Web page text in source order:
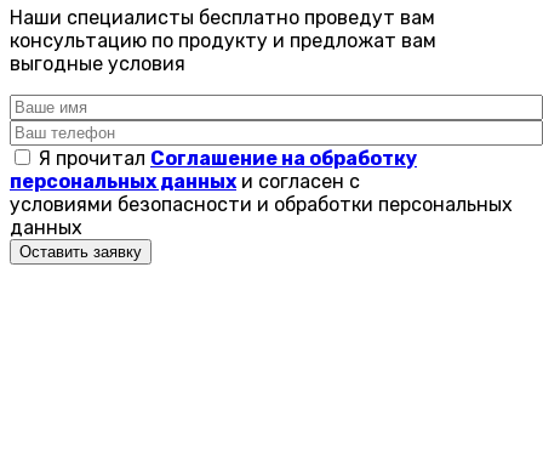
Наши специалисты бесплатно проведут вам
консультацию по продукту и предложат вам
выгодные условия
Я прочитал Соглашение на обработку
персональных данных и согласен с
условиями безопасности и обработки персональных
данных
Оставить заявку